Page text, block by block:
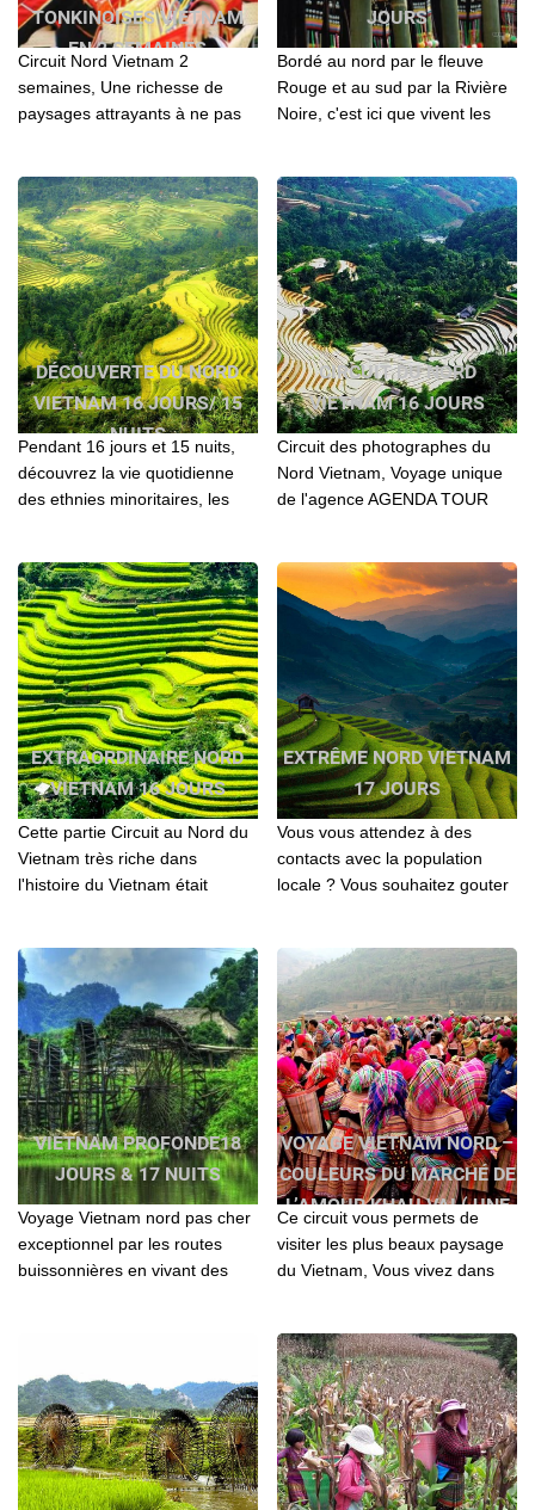
TONKINOISES VIETNAM
EN 2 SEMAINES
Circuit Nord Vietnam 2
semaines, Une richesse de
paysages attrayants à ne pas
Cang Chai - Ha Giang - Ba Be -
Baie d'Halong - Ninh Binh
JOURS
Bordé au nord par le fleuve
Rouge et au sud par la Rivière
Noire, c'est ici que vivent les
Chi…
DÉCOUVERTE DU NORD
VIETNAM 16 JOURS/ 15
NUITS
Pendant 16 jours et 15 nuits,
découvrez la vie quotidienne
des ethnies minoritaires, les
chez l’habitant, apprenez à
cuisiner et détendez-vous le
temps d’une croisière en
bateau.
CIRCUIT DU NORD
VIETNAM 16 JOURS
Circuit des photographes du
Nord Vietnam, Voyage unique
de l'agence AGENDA TOUR
authentique, Aventure, en moto
taxi, balade à pider,
Randonnée – Voyage privé
EXTRAORDINAIRE NORD
VIETNAM 16 JOURS
Cette partie Circuit au Nord du
Vietnam très riche dans
l'histoire du Vietnam était
sauvage...
EXTRÊME NORD VIETNAM
17 JOURS
Vous vous attendez à des
contacts avec la population
locale ? Vous souhaitez gouter
fait pour vous...
VIETNAM PROFONDE18
JOURS & 17 NUITS
Voyage Vietnam nord pas cher
exceptionnel par les routes
buissonnières en vivant des
VOYAGE VIETNAM NORD –
COULEURS DU MARCHÉ DE
L’AMOUR KHAU VAI ( UNE
FOIS PAR AN)
Ce circuit vous permets de
visiter les plus beaux paysage
du Vietnam, Vous vivez dans